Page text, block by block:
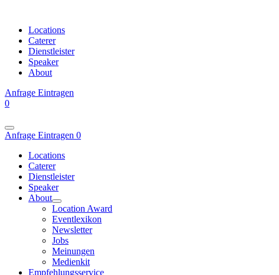
Locations
Caterer
Dienstleister
Speaker
About
Anfrage Eintragen
0
Anfrage Eintragen 0
Locations
Caterer
Dienstleister
Speaker
About
Location Award
Eventlexikon
Newsletter
Jobs
Meinungen
Medienkit
Empfehlungsservice